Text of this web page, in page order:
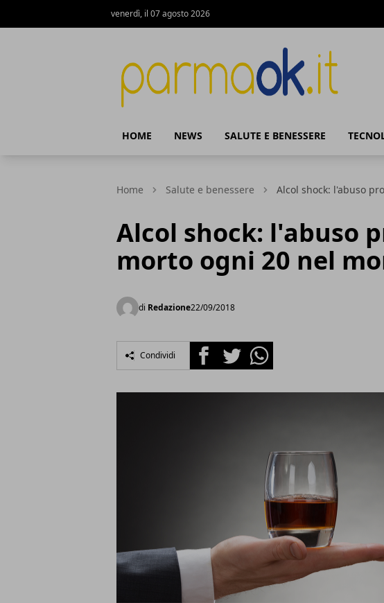
venerdì, il 07 agosto 2026
HOME NEWS SALUTE E BENESSERE
Home Salute e benessere Alcol shock: l'abuso
Alcol shock: l'abuso
morto ogni 20 nel
di Redazione22/09/2018
Condividi FacebookTwitterWhatsapp